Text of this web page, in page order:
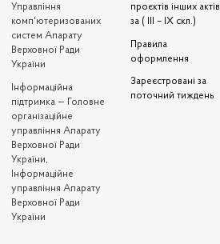
Управління
комп'ютеризованих
систем Апарату
Верховної Ради
України
Iнформаційна
підтримка — Головне
організаційне
управління Апарату
Верховної Ради
України,
Інформаційне
управління Апарату
Верховної Ради
України
проєктів інших актів
за ( III – IX скл.)
Правила
оформлення
Зареєстровані за
поточний тиждень